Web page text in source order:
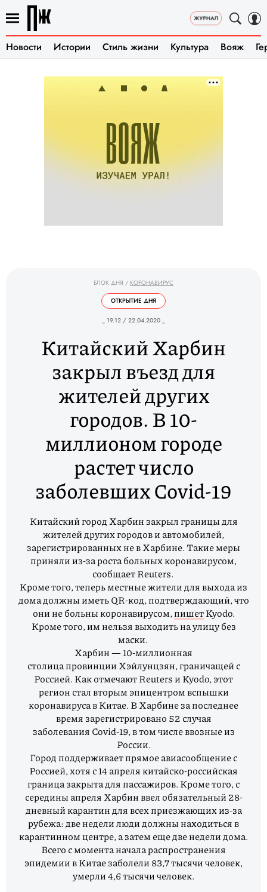
Новости Истории Стиль жизни Культура Вояж
БЛОК ДНЯ / КОРОНАВИРУС
ОТКРЫТИЕ ДНЯ
_ 19.12 / 22.04.2020 _
Китайский Харбин
закрыл въезд для
жителей других
городов. В 10-
миллионом городе
растет число
заболевших Covid-19
Китайский город Харбин закрыл границы для
жителей других городов и автомобилей,
зарегистрированных не в Харбине. Такие меры
приняли из-за роста больных коронавирусом,
сообщает Reuters.
Кроме того, теперь местные жители для выхода из
дома должны иметь QR-код, подтверждающий, что
они не больны коронавирусом,пишетKyodo.
Кроме того, им нельзя выходить на улицу без
маски.
Харбин — 10-миллионная
столица провинции Хэйлунцзян, граничащей с
Россией. Как отмечают Reuters и Kyodo, этот
регион стал вторым эпицентром вспышки
коронавируса в Китае. В Харбине за последнее
время зарегистрировано 52 случая
заболевания Covid-19, в том числе ввозные из
России.
Город поддерживает прямое авиасообщение с
Россией, хотя с 14 апреля китайско-российская
граница закрыта для пассажиров. Кроме того, с
середины апреля Харбин ввел обязательный 28-
дневный карантин для всех приезжающих из-за
рубежа: две недели люди должны находиться в
карантинном центре, а затем еще две недели дома.
Всего с момента начала распространения
эпидемии в Китае заболели 83,7 тысячи человек,
умерли 4,6 тысячи человек.